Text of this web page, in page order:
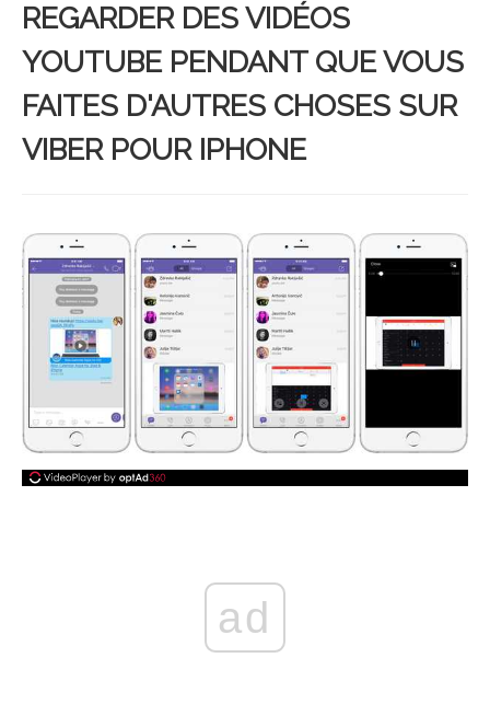
REGARDER DES VIDÉOS
YOUTUBE PENDANT QUE VOUS
FAITES D'AUTRES CHOSES SUR
VIBER POUR IPHONE
ad